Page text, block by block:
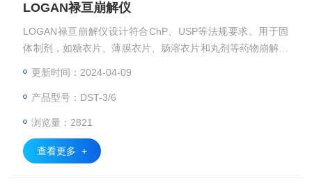
LOGAN禄亘崩解仪
LOGAN禄亘崩解仪设计符合ChP、USP等法规要求。用于固
体制剂，如糖衣片、薄膜衣片、肠溶衣片和丸剂等药物崩解时
更新时间：2024-04-09
产品型号：DST-3/6
浏览量：2821
查看更多 +